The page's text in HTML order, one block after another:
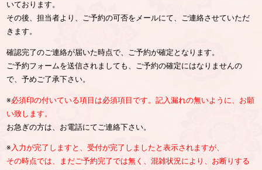
いております。
その後、担当者より、ご予約の可否をメールにて、ご連絡させていただ
きます。
確認完了のご連絡が届いた時点で、ご予約が確定となります。
ご予約フォームを送信されましても、ご予約の確定にはなりませんの
で、予めご了承下さい。
※必須印の付いている項目は必須項目です。記入漏れの無いように、お願
い致します。
お急ぎの方は、お電話にてご連絡下さい。
※ 入力が完了しますと、受付が完了しましたと表示されますが、
その時点では、まだご予約完了では無く、混雑状況により、お断りする